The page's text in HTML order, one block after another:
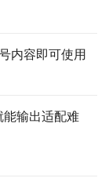
内容即可使用
能输出适配难